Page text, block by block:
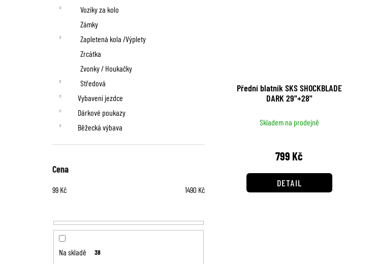
Vozíky za kolo
Zámky
Zapletená kola /Výplety
Zrcátka
Zvonky / Houkačky
Středová
Vybavení jezdce
Dárkové poukazy
Běžecká výbava
Cena
99 Kč 1490 Kč
Na skladě 38
Přední blatník SKS SHOCKBLADE
DARK 29"+28"
Skladem na prodejně
799 Kč
DETAIL